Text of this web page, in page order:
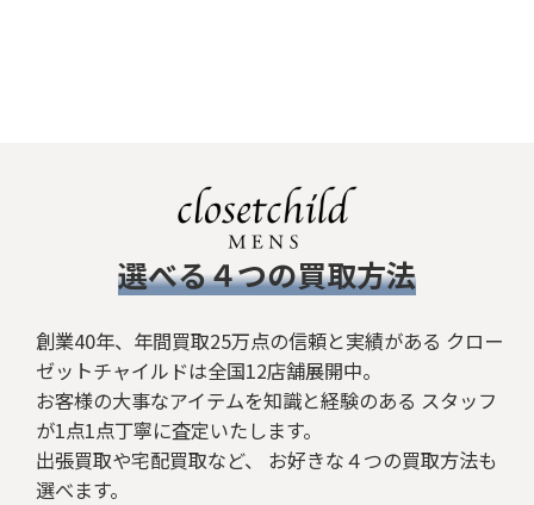
​選べる４つの買取方法
創業40年、年間買取25万点の信頼と実績がある クロー
ゼットチャイルドは全国12店舗展開中。
お客様の大事なアイテムを知識と経験のある スタッフ
が1点1点丁寧に査定いたします。
出張買取や宅配買取など、 お好きな４つの買取方法も
選べます。